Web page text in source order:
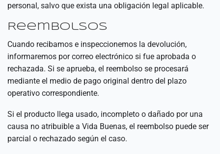
personal, salvo que exista una obligación legal aplicable.
Reembolsos
Cuando recibamos e inspeccionemos la devolución,
informaremos por correo electrónico si fue aprobada o
rechazada. Si se aprueba, el reembolso se procesará
mediante el medio de pago original dentro del plazo
operativo correspondiente.
Si el producto llega usado, incompleto o dañado por una
causa no atribuible a Vida Buenas, el reembolso puede ser
parcial o rechazado según el caso.